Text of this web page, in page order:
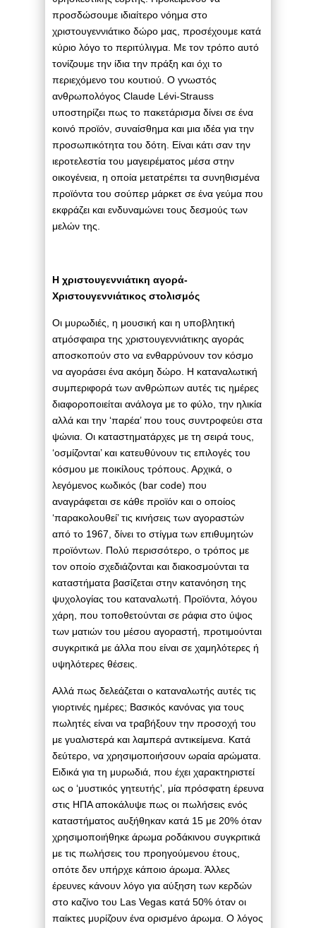
προσδώσουμε ιδιαίτερο νόημα στο
χριστουγεννιάτικο δώρο μας, προσέχουμε κατά
κύριο λόγο το περιτύλιγμα. Με τον τρόπο αυτό
τονίζουμε την ίδια την πράξη και όχι το
περιεχόμενο του κουτιού. Ο γνωστός
ανθρωπολόγος Claude Lévi-Strauss
υποστηρίζει πως το πακετάρισμα δίνει σε ένα
κοινό προϊόν, συναίσθημα και μια ιδέα για την
προσωπικότητα του δότη. Είναι κάτι σαν την
ιεροτελεστία του μαγειρέματος μέσα στην
οικογένεια, η οποία μετατρέπει τα συνηθισμένα
προϊόντα του σούπερ μάρκετ σε ένα γεύμα που
εκφράζει και ενδυναμώνει τους δεσμούς των
μελών της.
Η χριστουγεννιάτικη αγορά-
Χριστουγεννιάτικος στολισμός
Οι μυρωδιές, η μουσική και η υποβλητική
ατμόσφαιρα της χριστουγεννιάτικης αγοράς
αποσκοπούν στο να ενθαρρύνουν τον κόσμο
να αγοράσει ένα ακόμη δώρο. Η καταναλωτική
συμπεριφορά των ανθρώπων αυτές τις ημέρες
διαφοροποιείται ανάλογα με το φύλο, την ηλικία
αλλά και την ‘παρέα’ που τους συντροφεύει στα
ψώνια. Οι καταστηματάρχες με τη σειρά τους,
‘οσμίζονται’ και κατευθύνουν τις επιλογές του
κόσμου με ποικίλους τρόπους. Αρχικά, ο
λεγόμενος κωδικός (bar code) που
αναγράφεται σε κάθε προϊόν και ο οποίος
‘παρακολουθεί’ τις κινήσεις των αγοραστών
από το 1967, δίνει το στίγμα των επιθυμητών
προϊόντων. Πολύ περισσότερο, ο τρόπος με
τον οποίο σχεδιάζονται και διακοσμούνται τα
καταστήματα βασίζεται στην κατανόηση της
ψυχολογίας του καταναλωτή. Προϊόντα, λόγου
χάρη, που τοποθετούνται σε ράφια στο ύψος
των ματιών του μέσου αγοραστή, προτιμούνται
συγκριτικά με άλλα που είναι σε χαμηλότερες ή
υψηλότερες θέσεις.
Αλλά πως δελεάζεται ο καταναλωτής αυτές τις
γιορτινές ημέρες; Βασικός κανόνας για τους
πωλητές είναι να τραβήξουν την προσοχή του
με γυαλιστερά και λαμπερά αντικείμενα. Κατά
δεύτερο, να χρησιμοποιήσουν ωραία αρώματα.
Ειδικά για τη μυρωδιά, που έχει χαρακτηριστεί
ως ο ‘μυστικός γητευτής’, μία πρόσφατη έρευνα
στις ΗΠΑ αποκάλυψε πως οι πωλήσεις ενός
καταστήματος αυξήθηκαν κατά 15 με 20% όταν
χρησιμοποιήθηκε άρωμα ροδάκινου συγκριτικά
με τις πωλήσεις του προηγούμενου έτους,
οπότε δεν υπήρχε κάποιο άρωμα. Άλλες
έρευνες κάνουν λόγο για αύξηση των κερδών
στο καζίνο του Las Vegas κατά 50% όταν οι
παίκτες μυρίζουν ένα ορισμένο άρωμα. Ο λόγος